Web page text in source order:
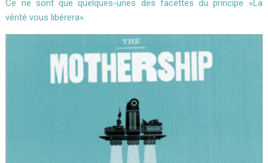
Ce ne sont que quelques-unes des facettes du principe «La
vérité vous libérera».